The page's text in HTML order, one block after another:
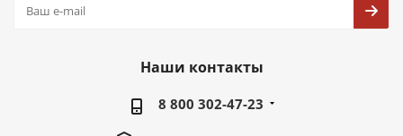
Наши контакты
8 800 302-47-23